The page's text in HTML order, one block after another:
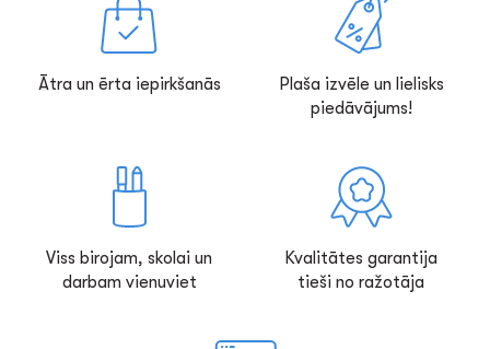
Ātra un ērta iepirkšanās
Plaša izvēle un lielisks
piedāvājums!
Viss birojam, skolai un
darbam vienuviet
Kvalitātes garantija
tieši no ražotāja